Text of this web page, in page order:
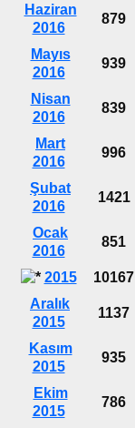
Haziran
2016
879
Mayıs
2016
939
Nisan
2016
839
Mart
2016
996
Şubat
2016
1421
Ocak
2016
851
2015 10167
Aralık
2015
1137
Kasım
2015
935
Ekim
2015
786